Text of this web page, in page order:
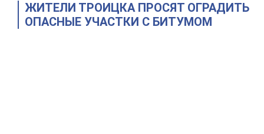
ЖИТЕЛИ ТРОИЦКА ПРОСЯТ ОГРАДИТЬ
ОПАСНЫЕ УЧАСТКИ С БИТУМОМ